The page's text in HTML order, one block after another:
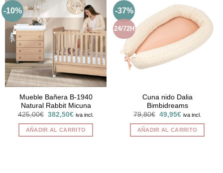
-10%
Mueble Bañera B-1940
Natural Rabbit Micuna
425,00€ El
original
era:
382,50€El
actual
es:
iva incl.
AÑADIR AL CARRITO
-37%
24/72H
Cuna nido Dalia
Bimbidreams
79,80€ El
original
era:
49,95€El
actual
es:
iva incl.
AÑADIR AL CARRITO